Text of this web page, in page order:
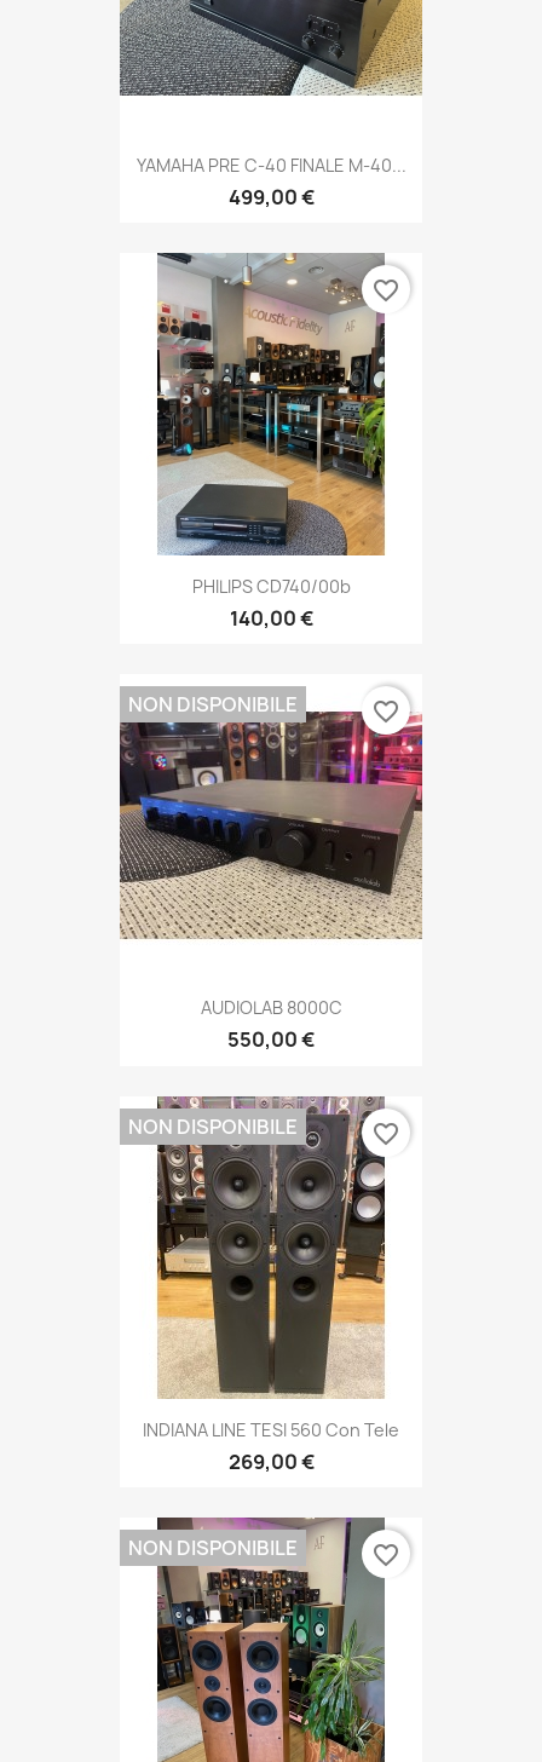
YAMAHA PRE C-40 FINALE M-40...
499,00 €
PHILIPS CD740/00b
140,00 €
favorite_border
AUDIOLAB 8000C
550,00 €
NON DISPONIBILE favorite_border
INDIANA LINE TESI 560 Con Tele
269,00 €
NON DISPONIBILE favorite_border
NON DISPONIBILE favorite_border